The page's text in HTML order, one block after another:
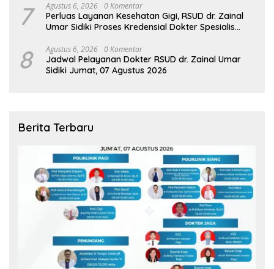
7 Agustus 6, 2026 0 Komentar
Perluas Layanan Kesehatan Gigi, RSUD dr. Zainal
Umar Sidiki Proses Kredensial Dokter Spesialis
8 Agustus 6, 2026 0 Komentar
Jadwal Pelayanan Dokter RSUD dr. Zainal Umar
Sidiki Jumat, 07 Agustus 2026
Berita Terbaru